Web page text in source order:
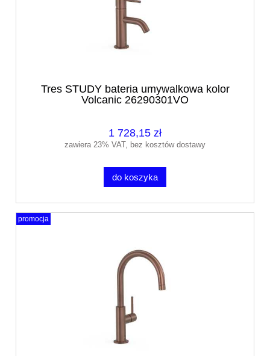
Tres STUDY bateria umywalkowa kolor
Volcanic 26290301VO
1 728,15 zł
zawiera 23% VAT, bez kosztów dostawy
do koszyka
promocja